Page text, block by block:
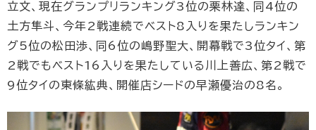
立文、現在グランプリランキング3位の栗林達、同4位の
土方隼斗、今年2戦連続でベスト8入りを果たしランキン
グ5位の松田渉、同6位の嶋野聖大、開幕戦で3位タイ、第
2戦でもベスト16入りを果たしている川上善広、第2戦で
9位タイの東條紘典、開催店シードの早瀬優治の8名。